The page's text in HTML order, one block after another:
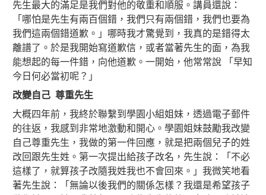
先生最大的滿足是我們對他的敬重和順服。講員還說：
「哪怕是先生有兩百個錯，我們只有兩個錯，我們也要為
我們這兩個錯道歉。」哪時我才驚覺到，我真的是錯得太
離譜了。於是我開始寫道歉信，或者當著先生的面，為我
能想起的每一件錯，向他道歉。一開始，他常常說 「早知
今日何必當初呢？」
改變自己 尊重先生
大概四年前，我終於聯繫到學園小組姐妹，透過電子郵件
的往返，我感到非常地激動和開心。學園姐妹鼓勵我改變
自己尊重先生，我做的第一件回應，就是把兩個兒子的姓
改回跟先生姓。第一次提出給孩子改名，先生說：「不必
這樣了，就算孩子改隨我姓我也不會回來。」我微笑地看
著先生說：「無論以後我們的關係怎樣？我還是希望孩子